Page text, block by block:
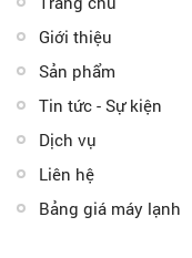
Giới thiệu
Sản phẩm
Tin tức - Sự kiện
Dịch vụ
Liên hệ
Bảng giá máy lạnh